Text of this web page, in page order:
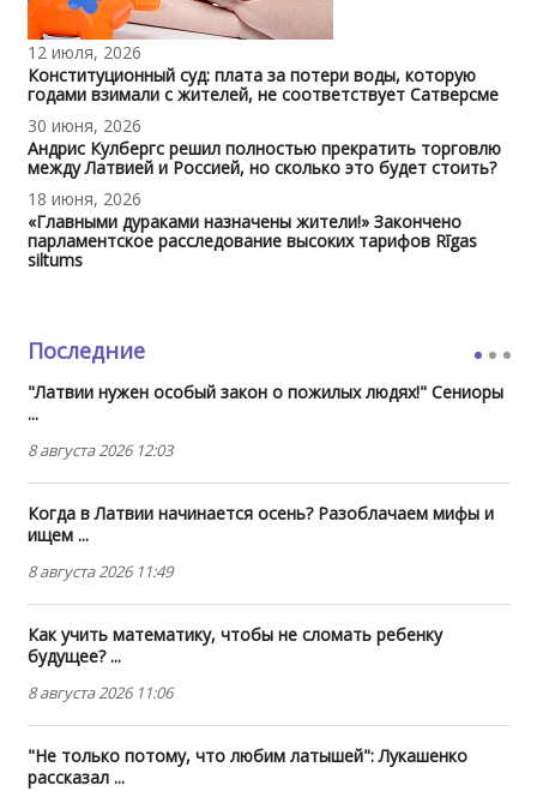
12 июля, 2026
Конституционный суд: плата за потери воды, которую
годами взимали с жителей, не соответствует Сатверсме
30 июня, 2026
Андрис Кулбергс решил полностью прекратить торговлю
между Латвией и Россией, но сколько это будет стоить?
18 июня, 2026
«Главными дураками назначены жители!» Закончено
парламентское расследование высоких тарифов Rīgas
siltums
Последние
"Латвии нужен особый закон о пожилых людях!" Сениоры
...
8 августа 2026 12:03
Когда в Латвии начинается осень? Разоблачаем мифы и
ищем ...
8 августа 2026 11:49
Как учить математику, чтобы не сломать ребенку
будущее? ...
8 августа 2026 11:06
"Не только потому, что любим латышей": Лукашенко
рассказал ...